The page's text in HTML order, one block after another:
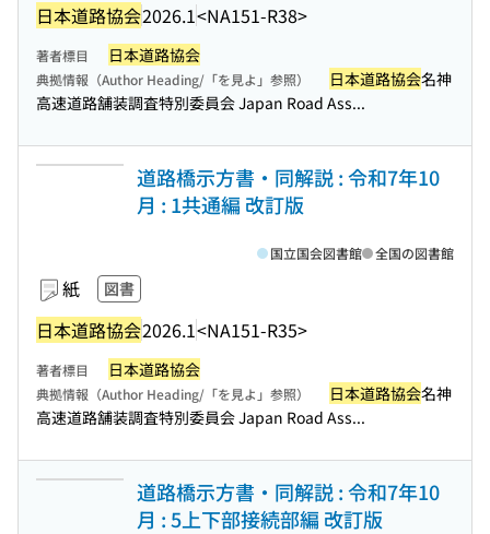
日本道路協会2026.1<NA151-R38>
著者標目 日本道路協会
典拠情報（Author Heading/「を見よ」参照） 日本道路協会名神
高速道路舗装調査特別委員会 Japan Road Ass...
道路橋示方書・同解説 : 令和7年10
月 : 1共通編 改訂版
紙 図書
日本道路協会2026.1<NA151-R35>
国立国会図書館 全国の図書館
著者標目 日本道路協会
典拠情報（Author Heading/「を見よ」参照） 日本道路協会名神
高速道路舗装調査特別委員会 Japan Road Ass...
道路橋示方書・同解説 : 令和7年10
月 : 5上下部接続部編 改訂版